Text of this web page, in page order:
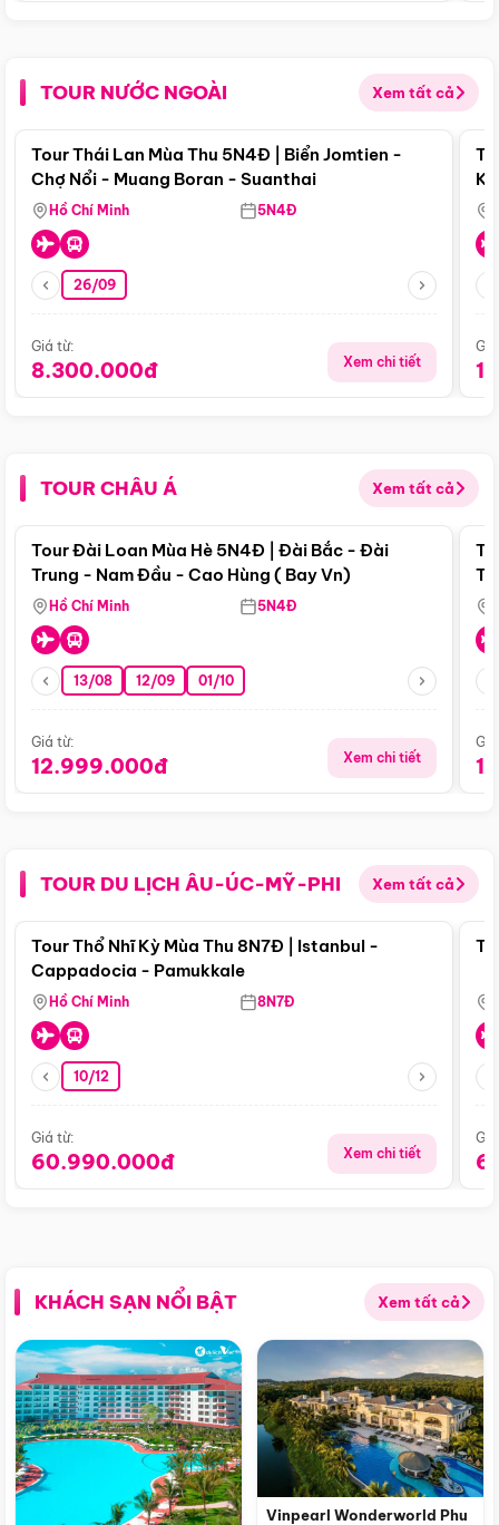
TOUR NƯỚC NGOÀI Xem tất cả
Điểm nổi bật
Tour Thái Lan Mùa Thu 5N4Đ | Biển Jomtien -
Chợ Nổi - Muang Boran - Suanthai
Hồ Chí Minh 5N4Đ
26/09
Giá từ:
8.300.000đ Xem chi tiết
TOUR CHÂU Á Xem tất cả
Điểm nổi bật
Tour Đài Loan Mùa Hè 5N4Đ | Đài Bắc - Đài
Trung - Nam Đầu - Cao Hùng ( Bay Vn)
Hồ Chí Minh 5N4Đ
13/08 12/09 01/10
Giá từ:
12.999.000đ Xem chi tiết
TOUR DU LỊCH ÂU-ÚC-MỸ-PHI Xem tất cả
Điểm nổi bật
Tour Thổ Nhĩ Kỳ Mùa Thu 8N7Đ | Istanbul -
Cappadocia - Pamukkale
Hồ Chí Minh 8N7Đ
10/12
Giá từ:
60.990.000đ Xem chi tiết
KHÁCH SẠN NỔI BẬT Xem tất cả
Vinpearl Wonderworld Phu